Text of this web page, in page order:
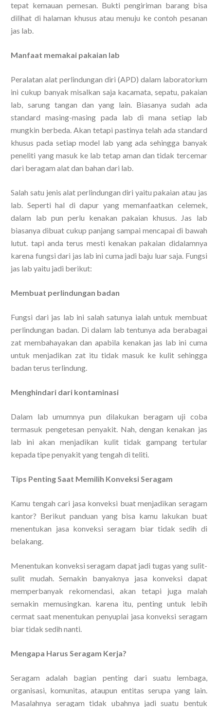
tepat kemauan pemesan. Bukti pengiriman barang bisa
dilihat di halaman khusus atau menuju ke contoh pesanan
jas lab.
Manfaat memakai pakaian lab
Peralatan alat perlindungan diri (APD) dalam laboratorium
ini cukup banyak misalkan saja kacamata, sepatu, pakaian
lab, sarung tangan dan yang lain. Biasanya sudah ada
standard masing-masing pada lab di mana setiap lab
mungkin berbeda. Akan tetapi pastinya telah ada standard
khusus pada setiap model lab yang ada sehingga banyak
peneliti yang masuk ke lab tetap aman dan tidak tercemar
dari beragam alat dan bahan dari lab.
Salah satu jenis alat perlindungan diri yaitu pakaian atau jas
lab. Seperti hal di dapur yang memanfaatkan celemek,
dalam lab pun perlu kenakan pakaian khusus. Jas lab
biasanya dibuat cukup panjang sampai mencapai di bawah
lutut. tapi anda terus mesti kenakan pakaian didalamnya
karena fungsi dari jas lab ini cuma jadi baju luar saja. Fungsi
jas lab yaitu jadi berikut:
Membuat perlindungan badan
Fungsi dari jas lab ini salah satunya ialah untuk membuat
perlindungan badan. Di dalam lab tentunya ada berabagai
zat membahayakan dan apabila kenakan jas lab ini cuma
untuk menjadikan zat itu tidak masuk ke kulit sehingga
badan terus terlindung.
Menghindari dari kontaminasi
Dalam lab umumnya pun dilakukan beragam uji coba
termasuk pengetesan penyakit. Nah, dengan kenakan jas
lab ini akan menjadikan kulit tidak gampang tertular
kepada tipe penyakit yang tengah di teliti.
Tips Penting Saat Memilih Konveksi Seragam
Kamu tengah cari jasa konveksi buat menjadikan seragam
kantor? Berikut panduan yang bisa kamu lakukan buat
menentukan jasa konveksi seragam biar tidak sedih di
belakang.
Menentukan konveksi seragam dapat jadi tugas yang sulit-
sulit mudah. Semakin banyaknya jasa konveksi dapat
memperbanyak rekomendasi, akan tetapi juga malah
semakin memusingkan. karena itu, penting untuk lebih
cermat saat menentukan penyuplai jasa konveksi seragam
biar tidak sedih nanti.
Mengapa Harus Seragam Kerja?
Seragam adalah bagian penting dari suatu lembaga,
organisasi, komunitas, ataupun entitas serupa yang lain.
Masalahnya seragam tidak ubahnya jadi suatu bentuk